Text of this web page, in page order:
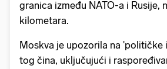
granica između NATO-a i Rusije,
kilometara.
Moskva je upozorila na 'političke
tog čina, uključujući i